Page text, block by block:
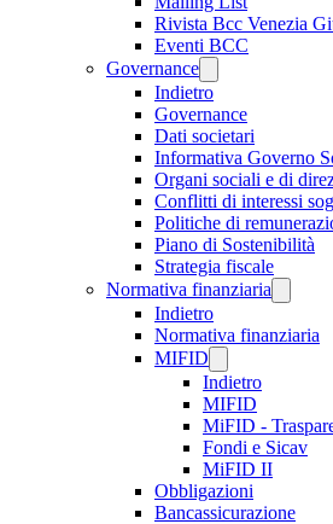
Rivista Bcc Venezia
Eventi BCC
Governance
Indietro
Governance
Dati societari
Informativa Governo
Organi sociali e di
Conflitti di interessi
Politiche di
Piano di Sostenibilità
Strategia fiscale
Normativa finanziaria
Indietro
Normativa finanziaria
MIFID
Indietro
MIFID
MiFID -
Fondi e Sicav
MiFID II
Obbligazioni
Bancassicurazione